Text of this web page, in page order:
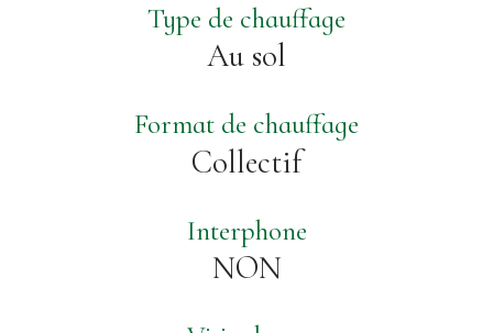
Type de chauffage
Au sol
Format de chauffage
Collectif
Interphone
NON